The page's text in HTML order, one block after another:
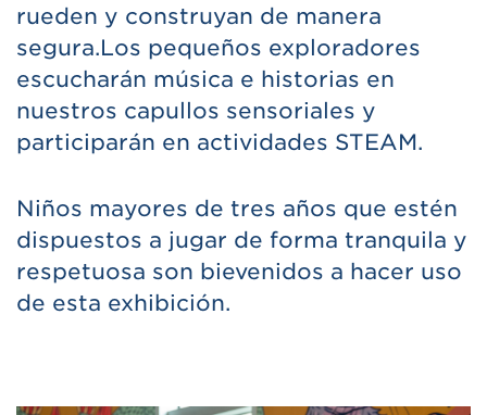
rueden y construyan de manera
segura.Los pequeños exploradores
escucharán música e historias en
nuestros capullos sensoriales y
participarán en actividades STEAM.
Niños mayores de tres años que estén
dispuestos a jugar de forma tranquila y
respetuosa son bievenidos a hacer uso
de esta exhibición.